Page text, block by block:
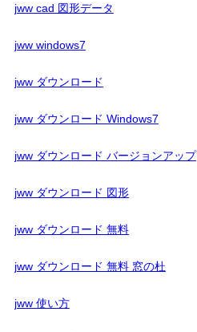
jww cad 図形データ
jww windows7
jww ダウンロード
jww ダウンロード Windows7
jww ダウンロード バージョンアップ
jww ダウンロード 図形
jww ダウンロード 無料
jww ダウンロード 無料 窓の杜
jww 使い方